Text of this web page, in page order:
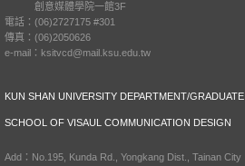
創意媒體學院一館3F
電話：(06)2727175 #301
傳真：(06)2050626
e-mail：ksitvcd@mail.ksu.edu.tw
KUN SHAN UNIVERSITY DEPARTMENT/GRADUATE
SCHOOL OF VISAUL COMMUNICATION DESIGN
Add：No.195, Kunda Rd., Yongkang Dist., Tainan City